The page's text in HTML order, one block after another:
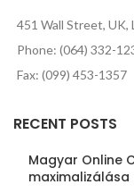
451 Wall Street, UK,
Phone: (064) 332-
Fax: (099) 453-1357
RECENT POSTS
Magyar Online
maximalizálása